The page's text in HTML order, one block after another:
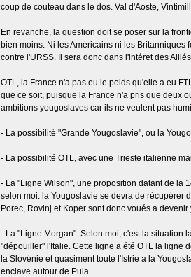
coup de couteau dans le dos. Val d'Aoste,
En revanche, la question doit se poser sur la
bien moins. Ni les Américains ni les
contre l'URSS. Il sera donc dans l'intéret des
OTL, la France n'a pas eu le poids qu'elle a eu
que ce soit, puisque la France n'a pris que deux
ambitions yougoslaves car ils ne veulent pas
- La possibilité "Grande Yougoslavie", ou la
- La possibilité OTL, avec une Trieste italienne
- La "Ligne Wilson", une proposition datant de la
selon moi: la Yougoslavie se devra de récupérer
Porec, Rovinj et Koper sont donc voués a
- La "Ligne Morgan". Selon moi, c'est la situation
"dépouiller" l'Italie. Cette ligne a été OTL la ligne
la Slovénie et quasiment toute l'Istrie a la
enclave autour de Pula.